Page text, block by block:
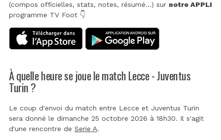
(compos officielles, stats, notes, résumé...) sur notre APPLI
programme TV Foot 👇
À quelle heure se joue le match Lecce - Juventus
Turin ?
Le coup d'envoi du match entre Lecce et Juventus Turin
sera donné le dimanche 25 octobre 2026 à 18h30. Il s'agit
d'une rencontre de Serie A.